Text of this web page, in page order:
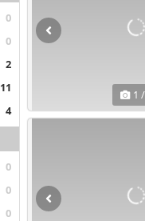
0
0
2
11
4
0
0
0
1